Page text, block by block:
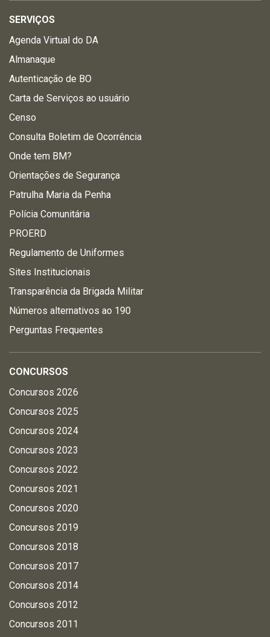
SERVIÇOS
Agenda Virtual do DA
Almanaque
Autenticação de BO
Carta de Serviços ao usuário
Censo
Consulta Boletim de Ocorrência
Onde tem BM?
Orientações de Segurança
Patrulha Maria da Penha
Polícia Comunitária
PROERD
Regulamento de Uniformes
Sites Institucionais
Transparência da Brigada Militar
Números alternativos ao 190
Perguntas Frequentes
CONCURSOS
Concursos 2026
Concursos 2025
Concursos 2024
Concursos 2023
Concursos 2022
Concursos 2021
Concursos 2020
Concursos 2019
Concursos 2018
Concursos 2017
Concursos 2014
Concursos 2012
Concursos 2011